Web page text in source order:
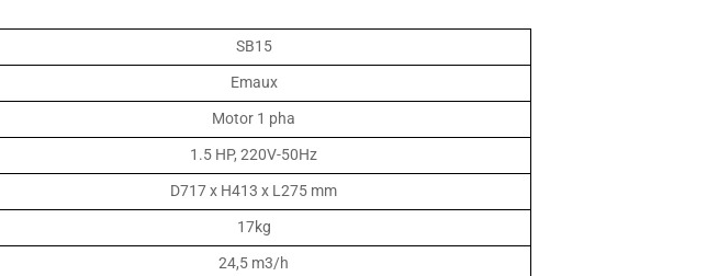
SB15
Emaux
Motor 1 pha
1.5 HP, 220V-50Hz
D717 x H413 x L275 mm
17kg
24,5 m3/h